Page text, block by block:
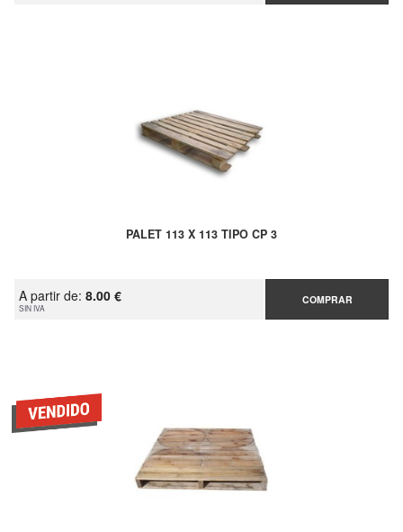
PALET 113 X 113 TIPO CP 3
A partir de: 8.00 €
SIN IVA
COMPRAR